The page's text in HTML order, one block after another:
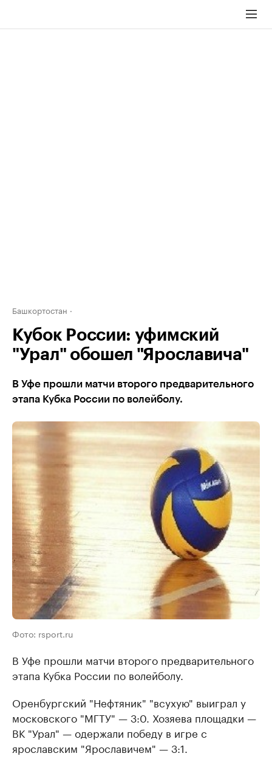
Башкортостан
Кубок России: уфимский
"Урал" обошел "Ярославича"
В Уфе прошли матчи второго предварительного
этапа Кубка России по волейболу.
Фото: rsport.ru
В Уфе прошли матчи второго предварительного
этапа Кубка России по волейболу.
Оренбургский "Нефтяник" "всухую" выиграл у
московского "МГТУ" — 3:0. Хозяева площадки —
ВК "Урал" — одержали победу в игре с
ярославским "Ярославичем" — 3:1.